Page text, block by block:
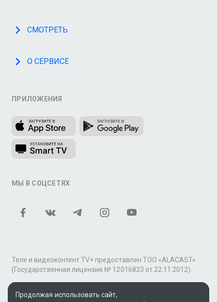
СМОТРЕТЬ
О СЕРВИСЕ
ПРИЛОЖЕНИЯ
МЫ В СОЦСЕТЯХ
Теле и видеоконтент TV+ предоставлен ТОО «ALACAST»
(Государственная лицензия № 12016823 от 22.11.2012).
В рамках услуги «Видео по подписке» для «Пакета
фильмов и сериалов tv+» контент предоставляется
Продолжая использовать сайт,